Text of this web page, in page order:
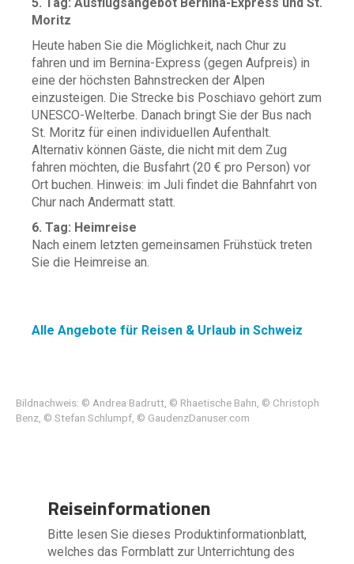
Moritz
Heute haben Sie die Möglichkeit, nach Chur zu
fahren und im Bernina-Express (gegen Aufpreis) in
eine der höchsten Bahnstrecken der Alpen
einzusteigen. Die Strecke bis Poschiavo gehört zum
UNESCO-Welterbe. Danach bringt Sie der Bus nach
St. Moritz für einen individuellen Aufenthalt.
Alternativ können Gäste, die nicht mit dem Zug
fahren möchten, die Busfahrt (20 € pro Person) vor
Ort buchen. Hinweis: im Juli findet die Bahnfahrt von
Chur nach Andermatt statt.
6. Tag: Heimreise
Nach einem letzten gemeinsamen Frühstück treten
Sie die Heimreise an.
Alle Angebote für Reisen & Urlaub in Schweiz
Bildnachweis: © Andrea Badrutt, © Rhaetische Bahn, © Christoph
Benz, © Stefan Schlumpf, © GaudenzDanuser.com
Reiseinformationen
Bitte lesen Sie dieses Produktinformationblatt,
welches das Formblatt zur Unterrichtung des